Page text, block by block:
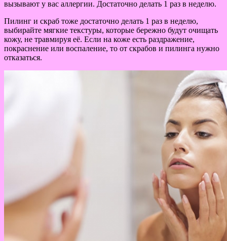
вызывают у вас аллергии. Достаточно делать 1 раз в неделю.
Пилинг и скраб тоже достаточно делать 1 раз в неделю,
выбирайте мягкие текстуры, которые бережно будут очищать
кожу, не травмируя её. Если на коже есть раздражение,
покраснение или воспаление, то от скрабов и пилинга нужно
отказаться.